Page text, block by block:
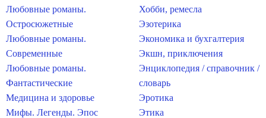
Любовные романы.
Остросюжетные
Любовные романы.
Современные
Любовные романы.
Фантастические
Медицина и здоровье
Мифы. Легенды. Эпос
Хобби, ремесла
Эзотерика
Экономика и бухгалтерия
Экшн, приключения
Энциклопедия / справочник /
словарь
Эротика
Этика